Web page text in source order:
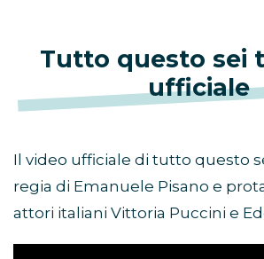
Tutto questo sei
ufficiale
Il video ufficiale di tutto questo
regia di Emanuele Pisano e
attori italiani Vittoria Puccini e